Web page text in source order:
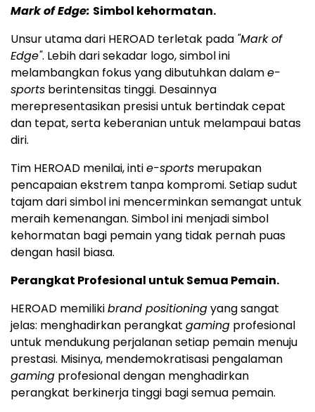
Mark of Edge: Simbol kehormatan.
Unsur utama dari HEROAD terletak pada "Mark of
Edge". Lebih dari sekadar logo, simbol ini
melambangkan fokus yang dibutuhkan dalame-
sports berintensitas tinggi. Desainnya
merepresentasikan presisi untuk bertindak cepat
dan tepat, serta keberanian untuk melampaui batas
diri.
Tim HEROAD menilai, intie-sports merupakan
pencapaian ekstrem tanpa kompromi. Setiap sudut
tajam dari simbol ini mencerminkan semangat untuk
meraih kemenangan. Simbol ini menjadi simbol
kehormatan bagi pemain yang tidak pernah puas
dengan hasil biasa.
Perangkat Profesional untuk Semua Pemain.
HEROAD memilikibrand positioningyang sangat
jelas: menghadirkan perangkat gaming profesional
untuk mendukung perjalanan setiap pemain menuju
prestasi. Misinya, mendemokratisasi pengalaman
gaming profesional dengan menghadirkan
perangkat berkinerja tinggi bagi semua pemain.